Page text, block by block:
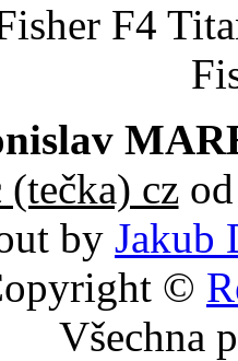
F4
(tečka) czod
by Jakub
©
Všechna